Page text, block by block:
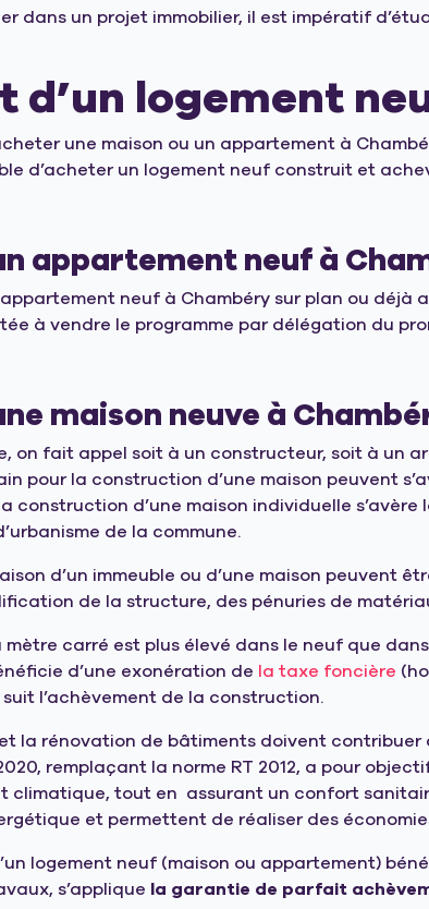
dans un projet immobilier, il est impératif
d’un logement
une maison ou un appartement à
d’acheter un logement neuf construit et
appartementneuf à
neuf à Chambéry sur plan ou déjà
à vendre le programme par délégation du
maison neuve à
on fait appel soit à un constructeur, soit à un
pour la construction d’une maison peuvent
construction d’une maison individuelle
de la commune.
d’un immeuble ou d’une maison peuvent
de la structure, des pénuries de
mètre carré est plus élevé dans le neuf que
d’une exonération de la taxe foncière
l’achèvement de la construction.
la rénovation de bâtiments doivent
remplaçant la norme RT 2012, a pour
climatique, tout en assurant un confort
et permettent de réaliser des
logement neuf (maison ou appartement)
s’applique la garantie de parfait